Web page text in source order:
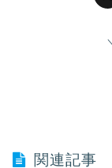
関連記事